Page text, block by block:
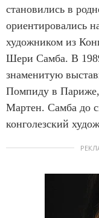
становились в
ориентировались
художником из
Шери Самба. В
знаменитую
Помпиду в
Мартен. Самба до
конголезский